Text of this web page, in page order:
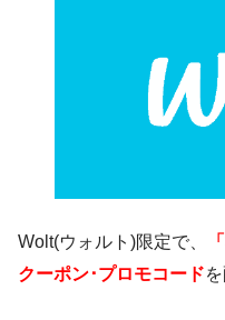
Wolt(ウォルト)限定で、
クーポン･プロモコード